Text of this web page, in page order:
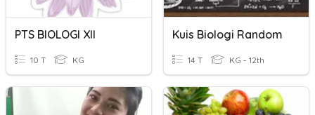
PTS BIOLOGI XII
10 T KG
Kuis Biologi Random
14 T KG - 12th